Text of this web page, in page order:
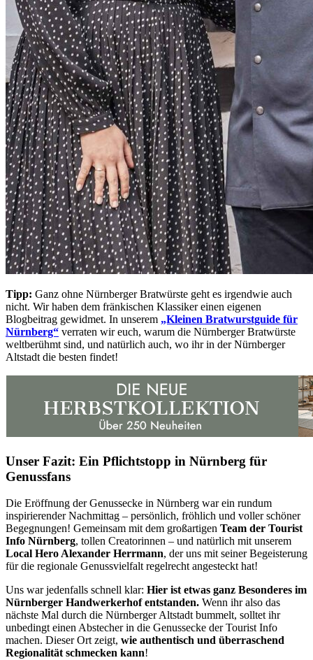
Tipp: Ganz ohne Nürnberger Bratwürste geht es irgendwie auch
nicht. Wir haben dem fränkischen Klassiker einen eigenen
Blogbeitrag gewidmet. In unserem „Kleinen Bratwurstguide für
Nürnberg“ verraten wir euch, warum die Nürnberger Bratwürste
weltberühmt sind, und natürlich auch, wo ihr in der Nürnberger
Altstadt die besten findet!
Unser Fazit: Ein Pflichtstopp in Nürnberg für
Genussfans
Die Eröffnung der Genussecke in Nürnberg war ein rundum
inspirierender Nachmittag – persönlich, fröhlich und voller schöner
Begegnungen! Gemeinsam mit dem großartigen Team der Tourist
Info Nürnberg, tollen Creatorinnen – und natürlich mit unserem
Local Hero Alexander Herrmann, der uns mit seiner Begeisterung
für die regionale Genussvielfalt regelrecht angesteckt hat!
Uns war jedenfalls schnell klar: Hier ist etwas ganz Besonderes im
Nürnberger Handwerkerhof entstanden. Wenn ihr also das
nächste Mal durch die Nürnberger Altstadt bummelt, solltet ihr
unbedingt einen Abstecher in die Genussecke der Tourist Info
machen. Dieser Ort zeigt, wie authentisch und überraschend
Regionalität schmecken kann!